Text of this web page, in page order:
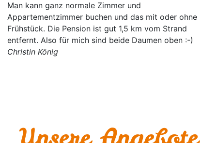
Man kann ganz normale Zimmer und
Appartementzimmer buchen und das mit oder ohne
Frühstück. Die Pension ist gut 1,5 km vom Strand
entfernt. Also für mich sind beide Daumen oben :-)
Christin König